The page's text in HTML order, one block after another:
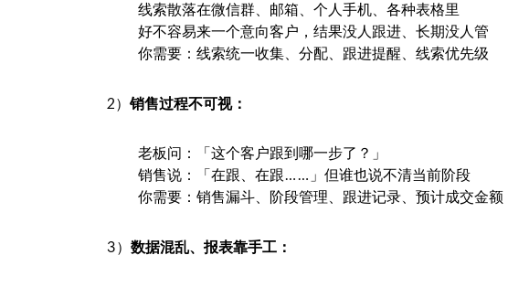
线索散落在微信群、邮箱、个人手机、各种表格里
好不容易来一个意向客户，结果没人跟进、长期没人管
你需要：线索统一收集、分配、跟进提醒、线索优先级
2）销售过程不可视：
老板问：「这个客户跟到哪一步了？」
销售说：「在跟、在跟……」但谁也说不清当前阶段
你需要：销售漏斗、阶段管理、跟进记录、预计成交金额
3）数据混乱、报表靠手工：